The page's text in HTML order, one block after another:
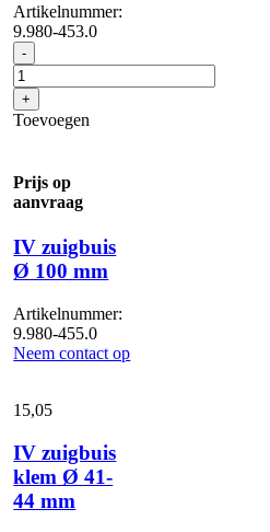
Artikelnummer:
9.980-453.0
- IV
zuigbuis
Ø
75
mm
+
Toevoegen
Prijs op
aanvraag
IV zuigbuis
Ø 100 mm
Artikelnummer:
9.980-455.0
Neem contact op
15,05
IV zuigbuis
klem Ø 41-
44 mm